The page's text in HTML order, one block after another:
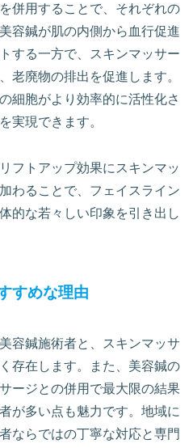
併用することで、それぞれの
容鍼が肌の内側から血行促進
する一方で、スキンマッサー
老廃物の排出を促進します。
細胞がより効率的に活性化さ
実現できます。
フトアップ効果にスキンマッ
わることで、フェイスライン
的な若々しい印象を引き出し
すめな理由
容鍼施術者と、スキンマッサ
存在します。また、美容鍼の
ージとの併用で最大限の結果
が多い点も魅力です。地域に
ならではの丁寧な対応と専門